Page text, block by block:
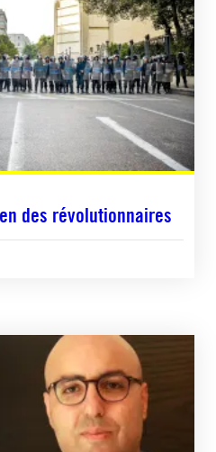
des révolutionnaires